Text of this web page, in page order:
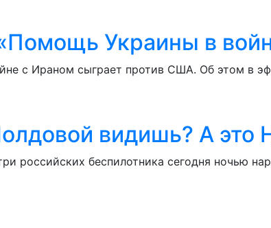
Украины в
с Ираном сыграет против США. Об этом в
видишь? А это
российских беспилотника сегодня ночью